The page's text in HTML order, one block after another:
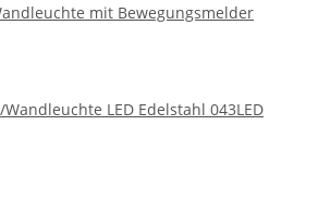
mit Bewegungsmelder